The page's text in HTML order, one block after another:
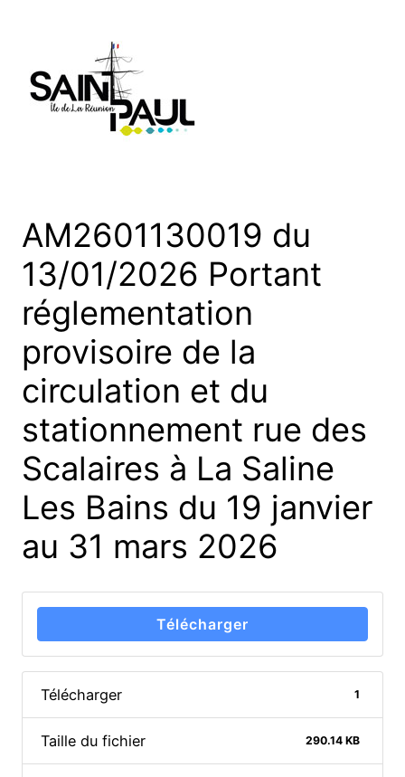
AM2601130019 du
13/01/2026 Portant
réglementation
provisoire de la
circulation et du
stationnement rue des
Scalaires à La Saline
Les Bains du 19 janvier
au 31 mars 2026
Télécharger
Télécharger 1
Taille du fichier 290.14 KB